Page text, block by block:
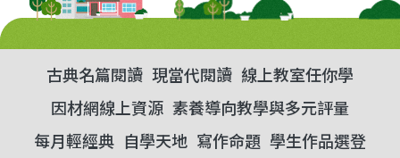
古典名篇閱讀 現當代閱讀 線上教室任你學
因材網線上資源 素養導向教學與多元評量
每月輕經典 自學天地 寫作命題 學生作品選登